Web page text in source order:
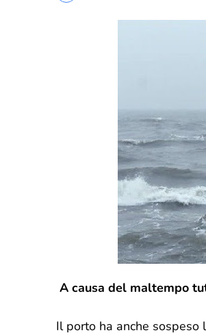
A causa del maltempo
Il porto ha anche sospeso